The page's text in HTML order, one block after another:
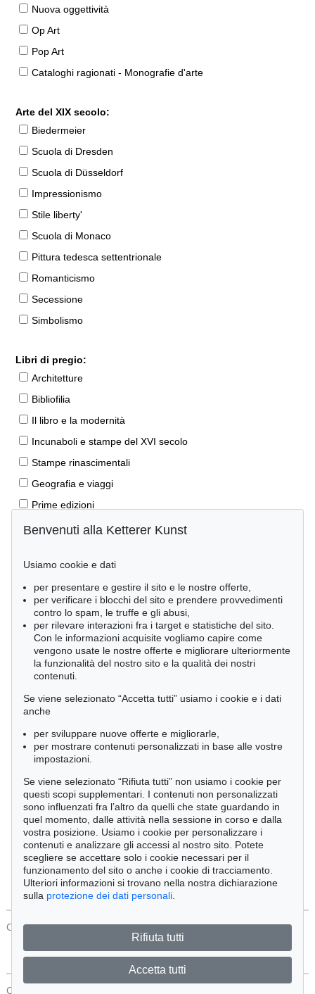
Nuova oggettività
Op Art
Pop Art
Cataloghi ragionati - Monografie d'arte
Arte del XIX secolo:
Biedermeier
Scuola di Dresden
Scuola di Düsseldorf
Impressionismo
Stile liberty'
Scuola di Monaco
Pittura tedesca settentrionale
Romanticismo
Secessione
Simbolismo
Libri di pregio:
Architetture
Bibliofilia
Il libro e la modernità
Incunaboli e stampe del XVI secolo
Stampe rinascimentali
Geografia e viaggi
Prime edizioni
Manoscritti antichi
Libri per bambini
Lifestyle
Pietre miliari delle scienze naturali
Letteratura classica
Economia e diritto
Meraviglie della natura
Cimelia
Ordine:
Tutti gli oggetti
Solo offerte attuali
Solo oggetti venduti
Cerca
CONTATTI Protezione Dei Dati
CONTATTI
Benvenuti alla Ketterer Kunst
Usiamo cookie e dati
per presentare e gestire il sito e le nostre offerte,
per verificare i blocchi del sito e prendere provvedimenti
contro lo spam, le truffe e gli abusi,
per rilevare interazioni fra i target e statistiche del sito.
Con le informazioni acquisite vogliamo capire come
vengono usate le nostre offerte e migliorare ulteriormente
la funzionalità del nostro sito e la qualità dei nostri
contenuti.
Se viene selezionato “Accetta tutti” usiamo i cookie e i dati
anche
per sviluppare nuove offerte e migliorarle,
per mostrare contenuti personalizzati in base alle vostre
impostazioni.
Se viene selezionato “Rifiuta tutti” non usiamo i cookie per
questi scopi supplementari. I contenuti non personalizzati
sono influenzati fra l’altro da quelli che state guardando in
quel momento, dalle attività nella sessione in corso e dalla
vostra posizione. Usiamo i cookie per personalizzare i
contenuti e analizzare gli accessi al nostro sito. Potete
scegliere se accettare solo i cookie necessari per il
funzionamento del sito o anche i cookie di tracciamento.
Ulteriori informazioni si trovano nella nostra dichiarazione
sulla protezione dei dati personali
Rifiuta tutti
Accetta tutti